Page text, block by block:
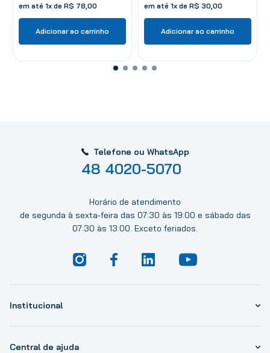
em até 1x de R$ 78 00
Adicionar ao carrinho
em até 1x de R$ 30 00
Adicionar ao carrinho
Telefone ou WhatsApp
48 4020-5070
Horário de atendimento
de segunda à sexta-feira das 07:30 às 19:00 e sábado das
07:30 às 13:00. Exceto feriados.
Institucional
Central de ajuda